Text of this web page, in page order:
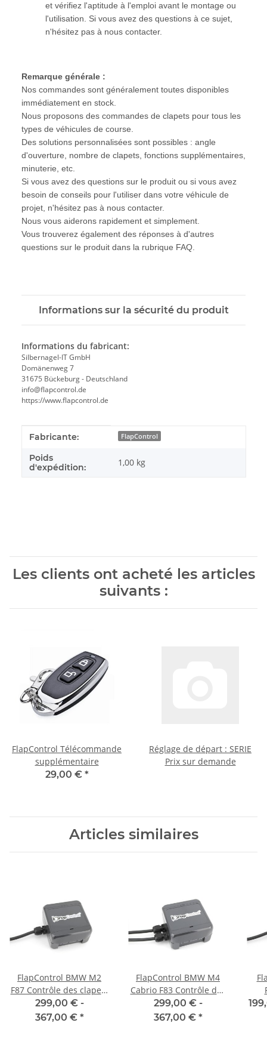
et vérifiez l'aptitude à l'emploi avant le montage ou
l'utilisation. Si vous avez des questions à ce sujet,
n'hésitez pas à nous contacter.
Remarque générale :
Nos commandes sont généralement toutes disponibles
immédiatement en stock.
Nous proposons des commandes de clapets pour tous les
types de véhicules de course.
Des solutions personnalisées sont possibles : angle
d'ouverture, nombre de clapets, fonctions supplémentaires,
minuterie, etc.
Si vous avez des questions sur le produit ou si vous avez
besoin de conseils pour l'utiliser dans votre véhicule de
projet, n'hésitez pas à nous contacter.
Nous vous aiderons rapidement et simplement.
Vous trouverez également des réponses à d'autres
questions sur le produit dans la rubrique FAQ.
Informations sur la sécurité du produit
Informations du fabricant:
Silbernagel-IT GmbH
Domänenweg 7
31675 Bückeburg - Deutschland
info@flapcontrol.de
https://www.flapcontrol.de
#productDetails.itemInformation#
#productDetails.itemValue#
Fabricante: FlapControl
Poids
d'expédition:
1,00 kg
Les clients ont acheté les articles
suivants :
FlapControl Télécommande
supplémentaire
29,00 € *
Réglage de départ : SERIE
Prix sur demande
Articles similaires
FlapControl BMW M2
F87 Contrôle des clapets
d'échappement
299,00 € -
367,00 € *
FlapControl BMW M4
Cabrio F83 Contrôle des
clapets d'échappement
299,00 € -
367,00 € *